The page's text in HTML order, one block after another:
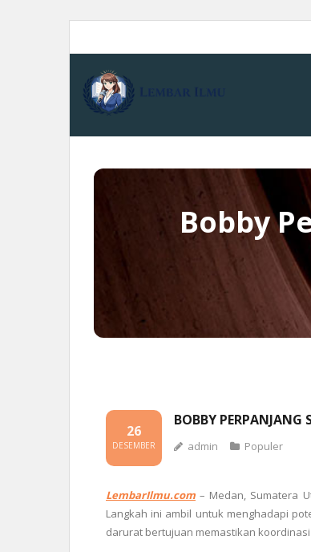
Bobby
BOBBY
26
DESEMBER admin Populer
LembarIlmu.com – Medan, Sumatera
Langkah ini ambil untuk menghadapi
darurat bertujuan memastikan